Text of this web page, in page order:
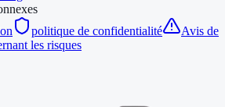
politique de confidentialité
Avis de
les risques